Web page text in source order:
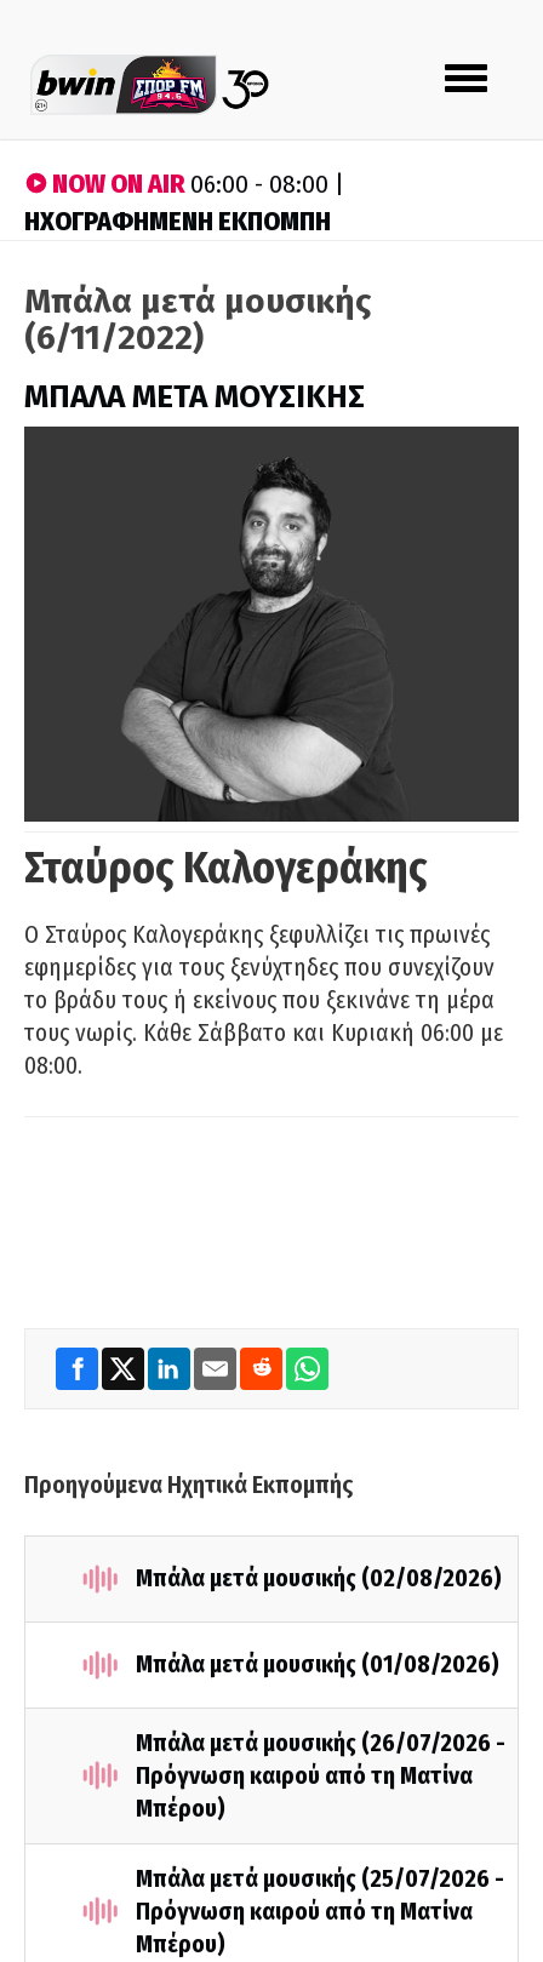
Toggle
navigation
NOW ON AIR06:00 - 08:00 |
ΗΧΟΓΡΑΦΗΜΕΝΗ ΕΚΠΟΜΠΗ
Μπάλα μετά μουσικής
(6/11/2022)
ΜΠΑΛΑ ΜΕΤΑ ΜΟΥΣΙΚΗΣ
Σταύρος Καλογεράκης
Ο Σταύρος Καλογεράκης ξεφυλλίζει τις πρωινές
εφημερίδες για τους ξενύχτηδες που συνεχίζουν
το βράδυ τους ή εκείνους που ξεκινάνε τη μέρα
τους νωρίς. Κάθε Σάββατο και Κυριακή 06:00 με
08:00.
Προηγούμενα Ηχητικά Εκπομπής
Μπάλα μετά μουσικής (02/08/2026)
Μπάλα μετά μουσικής (01/08/2026)
Μπάλα μετά μουσικής (26/07/2026 -
Πρόγνωση καιρού από τη Ματίνα
Μπέρου)
Μπάλα μετά μουσικής (25/07/2026 -
Πρόγνωση καιρού από τη Ματίνα
Μπέρου)